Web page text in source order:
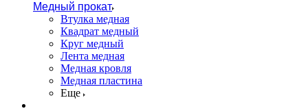
Медный прокат
Втулка медная
Квадрат медный
Круг медный
Лента медная
Медная кровля
Медная пластина
Еще